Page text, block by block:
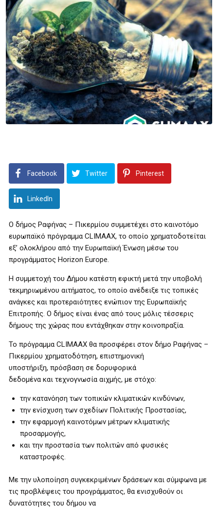
Facebook Twitter Pinterest
LinkedIn
Ο δήμος Ραφήνας – Πικερμίου συμμετέχει στο καινοτόμο
ευρωπαϊκό πρόγραμμα CLIMAAX, το οποίο χρηματοδοτείται
εξ’ ολοκλήρου από την Ευρωπαϊκή Ένωση μέσω του
προγράμματος Horizon Europe.
Η συμμετοχή του Δήμου κατέστη εφικτή μετά την υποβολή
τεκμηριωμένου αιτήματος, το οποίο ανέδειξε τις τοπικές
ανάγκες και προτεραιότητες ενώπιον της Ευρωπαϊκής
Επιτροπής. Ο δήμος είναι ένας από τους μόλις τέσσερις
δήμους της χώρας που εντάχθηκαν στην κοινοπραξία.
Το πρόγραμμα CLIMAAX θα προσφέρει στον δήμο Ραφήνας –
Πικερμίου χρηματοδότηση, επιστημονική
υποστήριξη, πρόσβαση σε δορυφορικά
δεδομένα και τεχνογνωσία αιχμής, με στόχο:
την κατανόηση των τοπικών κλιματικών κινδύνων,
την ενίσχυση των σχεδίων Πολιτικής Προστασίας,
την εφαρμογή καινοτόμων μέτρων κλιματικής
προσαρμογής,
και την προστασία των πολιτών από φυσικές
καταστροφές.
Με την υλοποίηση συγκεκριμένων δράσεων και σύμφωνα με
τις προβλέψεις του προγράμματος, θα ενισχυθούν οι
δυνατότητες του δήμου να